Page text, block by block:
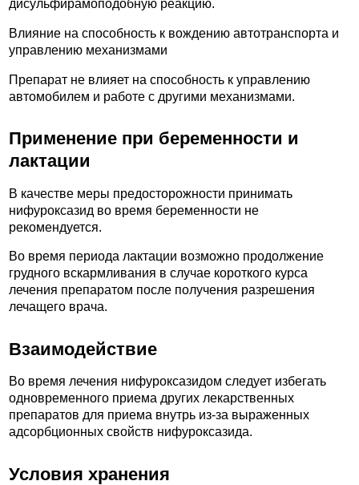
дисульфирамоподобную реакцию.
Влияние на способность к вождению автотранспорта и
управлению механизмами
Препарат не влияет на способность к управлению
автомобилем и работе с другими механизмами.
Применение при беременности и
лактации
В качестве меры предосторожности принимать
нифуроксазид во время беременности не
рекомендуется.
Во время периода лактации возможно продолжение
грудного вскармливания в случае короткого курса
лечения препаратом после получения разрешения
лечащего врача.
Взаимодействие
Во время лечения нифуроксазидом следует избегать
одновременного приема других лекарственных
препаратов для приема внутрь из-за выраженных
адсорбционных свойств нифуроксазида.
Условия хранения